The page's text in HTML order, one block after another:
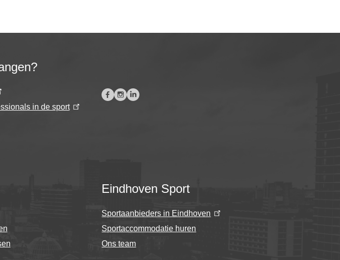
in de sport
Eindhoven Sport
Sportaanbieders in Eindhoven
Sportaccommodatie huren
Ons team